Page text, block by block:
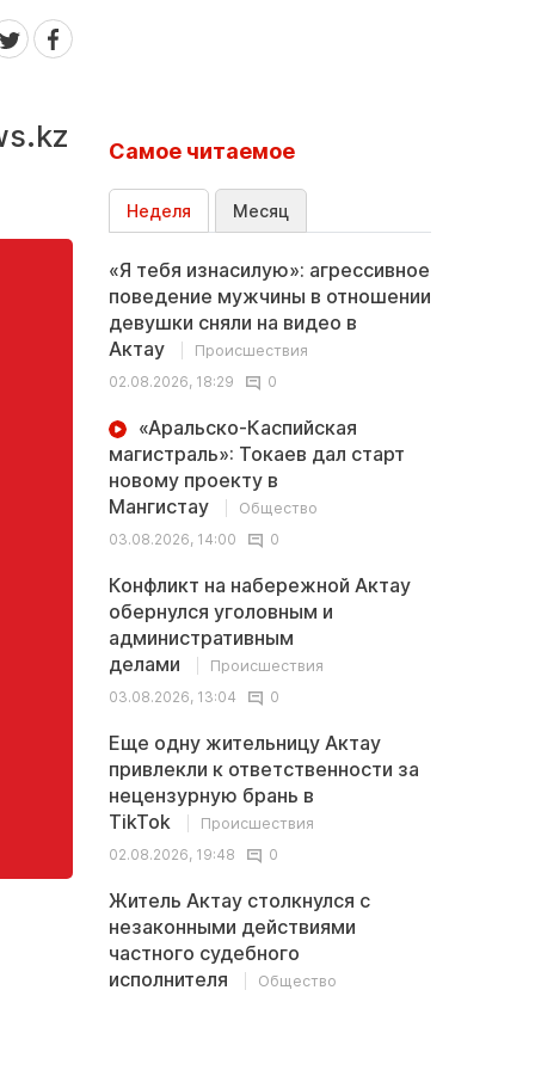
Самое читаемое
Неделя Месяц
«Я тебя изнасилую»: агрессивное
поведение мужчины в отношении
девушки сняли на видео в
Актау
Происшествия
02.08.2026, 18:29
0
«Аральско-Каспийская
магистраль»: Токаев дал старт
новому проекту в
Мангистау
Общество
03.08.2026, 14:00
0
Конфликт на набережной Актау
обернулся уголовным и
административным
делами
Происшествия
03.08.2026, 13:04
0
Еще одну жительницу Актау
привлекли к ответственности за
нецензурную брань в
TikTok
Происшествия
02.08.2026, 19:48
0
Житель Актау столкнулся с
незаконными действиями
частного судебного
исполнителя
Общество